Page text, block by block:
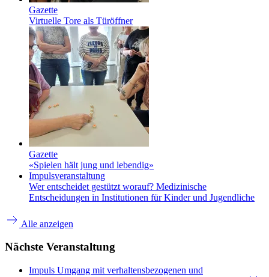
Gazette
Virtuelle Tore als Türöffner
Gazette
«Spielen hält jung und lebendig»
Impulsveranstaltung
Wer entscheidet gestützt worauf? Medizinische
Entscheidungen in Institutionen für Kinder und Jugendliche
Alle anzeigen
Nächste Veranstaltung
Impuls Umgang mit verhaltensbezogenen und